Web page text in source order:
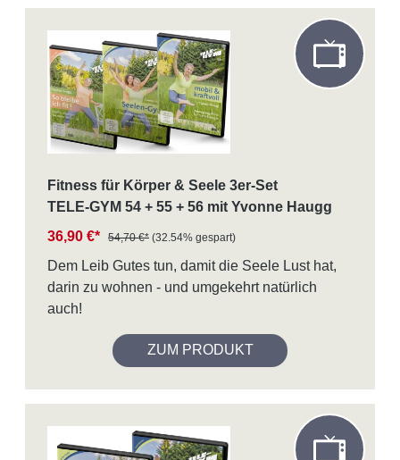
Fitness für Körper & Seele 3er-Set
TELE-GYM 54 + 55 + 56 mit Yvonne Haugg
36,90 €*
54,70 €* (32.54% gespart)
Dem Leib Gutes tun, damit die Seele Lust hat,
darin zu wohnen - und umgekehrt natürlich
auch!
ZUM PRODUKT